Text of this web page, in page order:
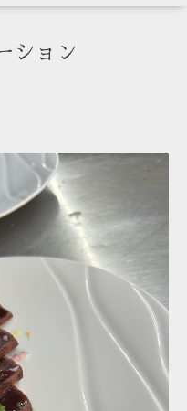
ション